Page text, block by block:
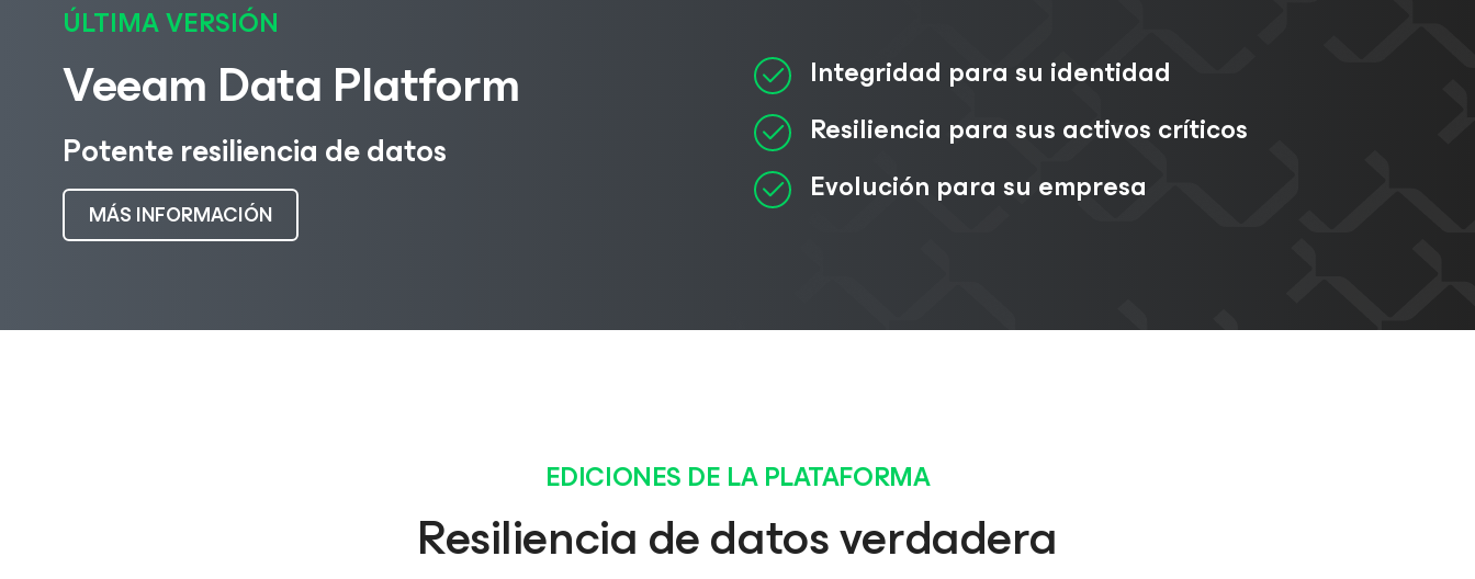
ÚLTIMA VERSIÓN
Veeam Data Platform
Potente resiliencia de datos
MÁS INFORMACIÓN
Integridad para su identidad
Resiliencia para sus activos críticos
Evolución para su empresa
EDICIONES DE LA PLATAFORMA
Resiliencia de datos verdadera